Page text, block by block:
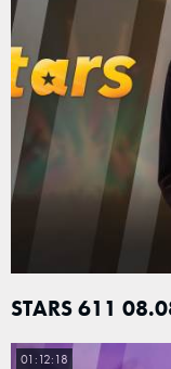
STARS 611
01:12:18